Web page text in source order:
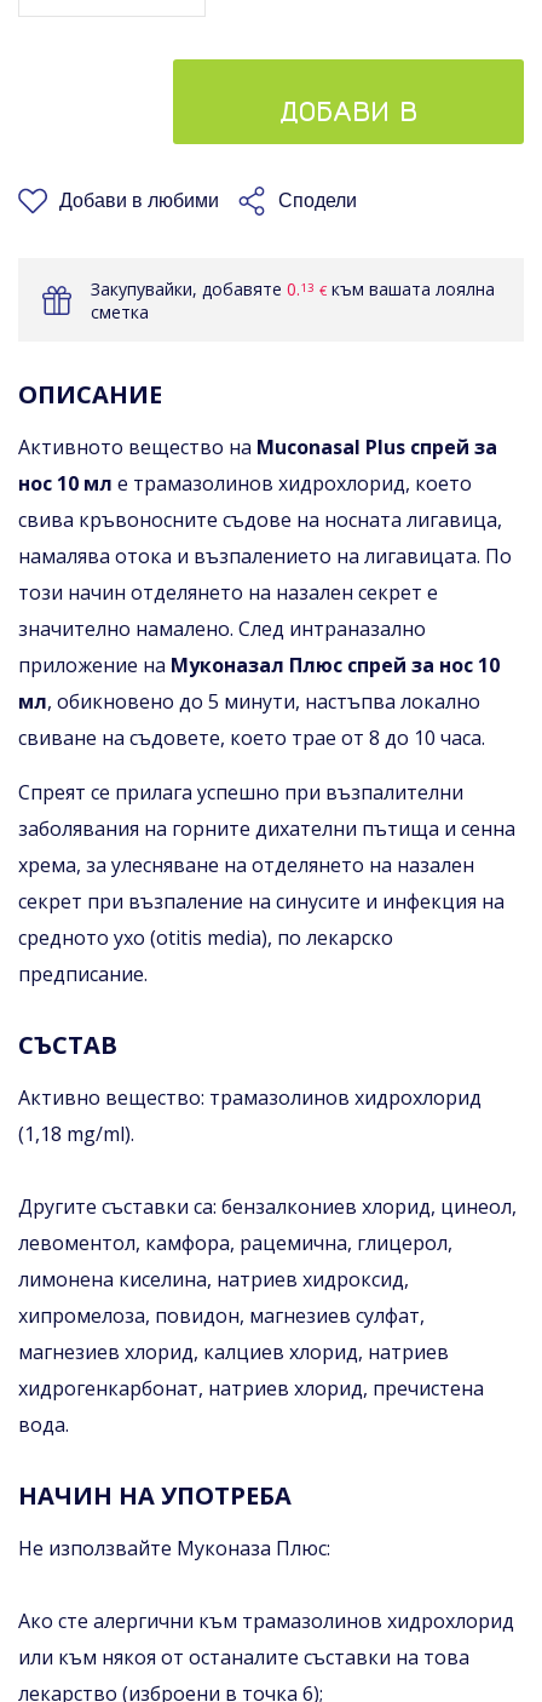
ДОБАВИ В
КОШНИЦАТА
Добави в любими Сподели
Закупувайки, добавяте 0.13 € към вашата лоялна
сметка
ОПИСАНИЕ
Активното вещество на Muconasal Plus спрей за
нос 10 мл е трамазолинов хидрохлорид, което
свива кръвоносните съдове на носната лигавица,
намалява отока и възпалението на лигавицата. По
този начин отделянето на назален секрет е
значително намалено. След интраназално
приложение на Муконазал Плюс спрей за нос 10
мл, обикновено до 5 минути, настъпва локално
свиване на съдовете, което трае от 8 до 10 часа.
Спреят се прилага успешно при възпалителни
заболявания на горните дихателни пътища и сенна
хрема, за улесняване на отделянето на назален
секрет при възпаление на синусите и инфекция на
средното ухо (otitis media), по лекарско
предписание.
СЪСТАВ
Активно вещество: трамазолинов хидрохлорид
(1,18 mg/ml).
Другите съставки са: бензалкониев хлорид, цинеол,
левоментол, камфора, рацемична, глицерол,
лимонена киселина, натриев хидроксид,
хипромелоза, повидон, магнезиев сулфат,
магнезиев хлорид, калциев хлорид, натриев
хидрогенкарбонат, натриев хлорид, пречистена
вода.
НАЧИН НА УПОТРЕБА
Не използвайте Муконаза Плюс:
Ако сте алергични към трамазолинов хидрохлорид
или към някоя от останалите съставки на това
лекарство (изброени в точка 6);